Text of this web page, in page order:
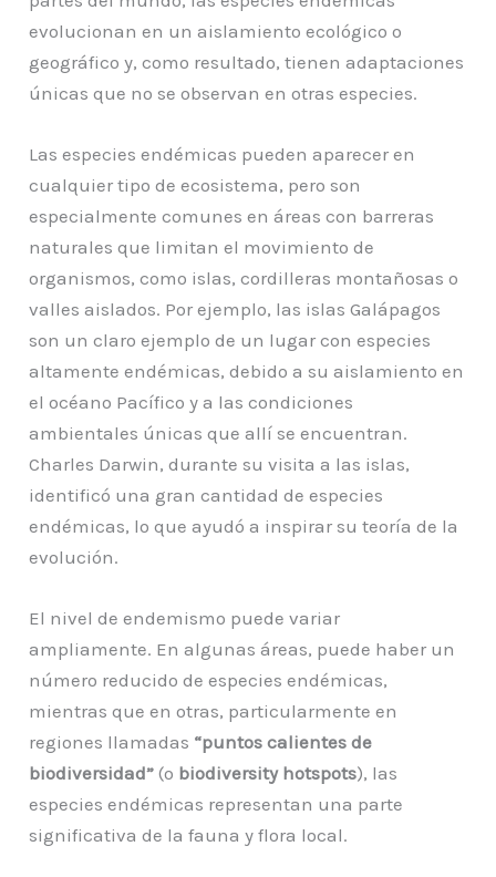
evolucionan en un aislamiento ecológico o
geográfico y, como resultado, tienen adaptaciones
únicas que no se observan en otras especies.
Las especies endémicas pueden aparecer en
cualquier tipo de ecosistema, pero son
especialmente comunes en áreas con barreras
naturales que limitan el movimiento de
organismos, como islas, cordilleras montañosas o
valles aislados. Por ejemplo, las islas Galápagos
son un claro ejemplo de un lugar con especies
altamente endémicas, debido a su aislamiento en
el océano Pacífico y a las condiciones
ambientales únicas que allí se encuentran.
Charles Darwin, durante su visita a las islas,
identificó una gran cantidad de especies
endémicas, lo que ayudó a inspirar su teoría de la
evolución.
El nivel de endemismo puede variar
ampliamente. En algunas áreas, puede haber un
número reducido de especies endémicas,
mientras que en otras, particularmente en
regiones llamadas “puntos calientes de
biodiversidad” (o biodiversity hotspots), las
especies endémicas representan una parte
significativa de la fauna y flora local.